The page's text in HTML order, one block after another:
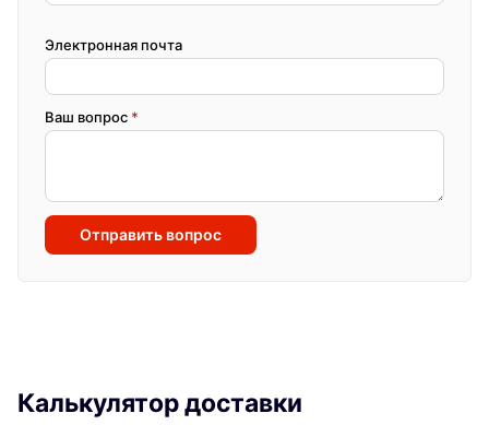
Электронная почта
Ваш вопрос *
Отправить вопрос
Калькулятор доставки